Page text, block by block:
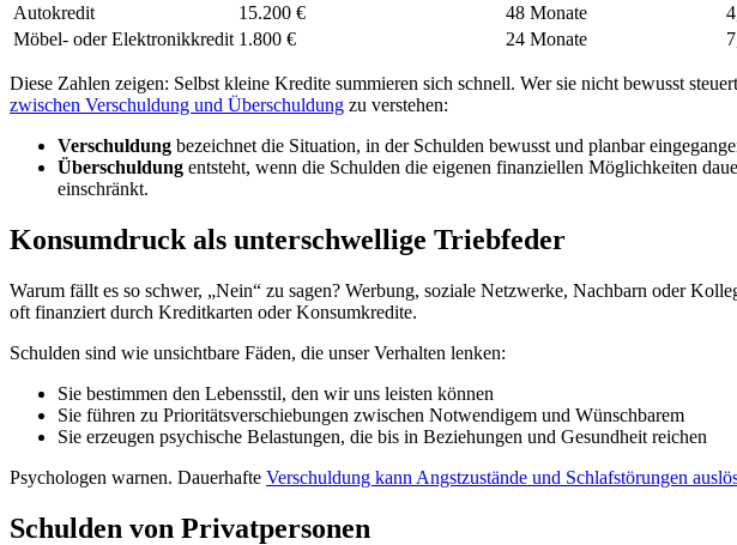
Autokredit
15.200 € 48 Monate
Möbel- oder Elektronikkredit 1.800 € 24 Monate
Diese Zahlen zeigen: Selbst kleine Kredite summieren sich schnell. Wer sie nicht bewusst
zwischen Verschuldung und Überschuldung zu verstehen:
Verschuldung bezeichnet die Situation, in der Schulden bewusst und planbar
Überschuldung entsteht, wenn die Schulden die eigenen finanziellen Möglichkeiten
einschränkt.
Konsumdruck als unterschwellige Triebfeder
Warum fällt es so schwer, „Nein“ zu sagen? Werbung, soziale Netzwerke, Nachbarn oder
oft finanziert durch Kreditkarten oder Konsumkredite.
Schulden sind wie unsichtbare Fäden, die unser Verhalten lenken:
Sie bestimmen den Lebensstil, den wir uns leisten können
Sie führen zu Prioritätsverschiebungen zwischen Notwendigem und Wünschbarem
Sie erzeugen psychische Belastungen, die bis in Beziehungen und Gesundheit reichen
Psychologen warnen. Dauerhafte Verschuldung kann Angstzustände und Schlafstörungen
Schulden von Privatpersonen